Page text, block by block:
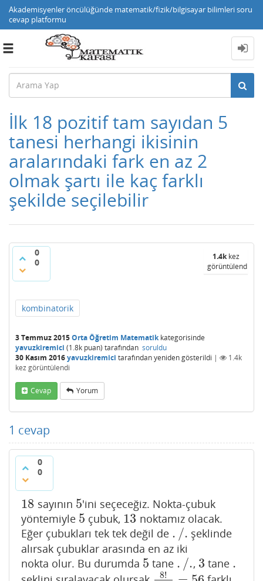
Akademisyenler öncülüğünde matematik/fizik/bilgisayar bilimleri soru
cevap platformu
Toggle
İlk 18 pozitif tam sayıdan 5
tanesi herhangi ikisinin
aralarındaki fark en az 2
olmak şartı ile kaç farklı
şekilde seçilebilir
0
0
1.4kkez
görüntülendi
kombinatorik
3 Temmuz 2015Orta Öğretim Matematikkategorisinde
yavuzkiremici (1.8k puan) tarafından soruldu
30 Kasım 2016yavuzkiremici tarafındanyeniden gösterildi |
1.4k
kez görüntülendi
Cevap Yorum
1 cevap
0
0
18
18 sayının 5
5'ini seçeceğiz. Nokta-çubuk
yöntemiyle 5
5 çubuk, 13
13 noktamız olacak.
Eğer çubukları tek tek değil de . /.
. .
şeklinde
alırsak çubuklar arasında en az iki
nokta olur. Bu durumda 5
5 tane . /.
. . , 3
3 tane ..
8!